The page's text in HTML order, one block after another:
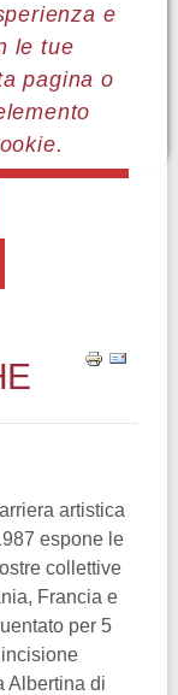
e
le tue
pagina o
Nella Piantà
Nella Piantà
artistica
espone le
collettive
Francia e
per 5
Albertina di